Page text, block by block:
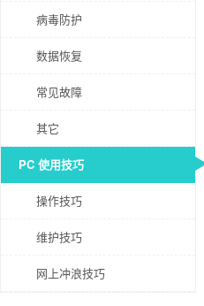
病毒防护
数据恢复
常见故障
其它
PC 使用技巧
操作技巧
维护技巧
网上冲浪技巧